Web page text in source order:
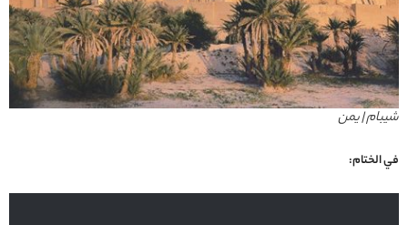
شیبام | يمن
في الختام: